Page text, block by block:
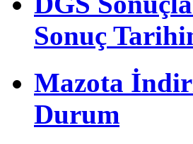
Sonuç
Mazota
Durum